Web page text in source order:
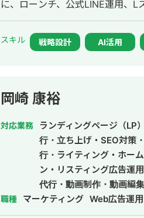
に、ローンチ、公式LINE運用、L
改善、広告運用など、売上に直
た。 現在は独立し、Meta広告・Google広告を中心とした広告運用代行から、
広告で獲得した見込み客をLINE
のLINE運用・支援、スクール支
あります。 広告で集客して終わりではなく、LINE登録後の相談率・申込率・成
約率まで数字を見ながら改善する
ながる運用を心がけております
スキル 戦略設計 AI活用
岡崎 康裕
対応業務
ランディングページ（LP
行・立ち上げ・SEO対策
行・ライティング・ホー
ン・リスティング広告運
代行・動画制作・動画編集
職種 マーケティング Web広告運用